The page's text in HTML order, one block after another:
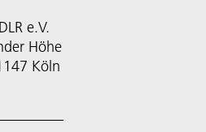
DLR e.V.
Höhe
Köln